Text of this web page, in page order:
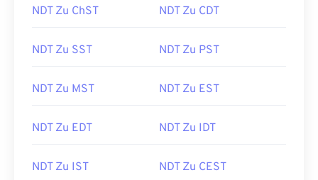
NDT Zu ChST NDT Zu CDT
NDT Zu SST NDT Zu PST
NDT Zu MST NDT Zu EST
NDT Zu EDT NDT Zu IDT
NDT Zu IST NDT Zu CEST